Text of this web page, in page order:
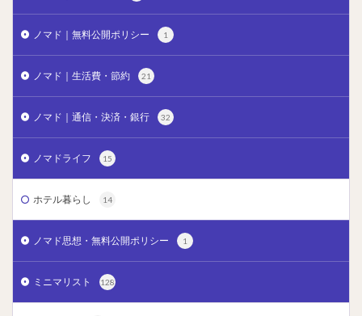
ノマド｜無料公開ポリシー 1
ノマド｜生活費・節約 21
ノマド｜通信・決済・銀行 32
ノマドライフ 15
ホテル暮らし 14
ノマド思想・無料公開ポリシー 1
ミニマリスト 128